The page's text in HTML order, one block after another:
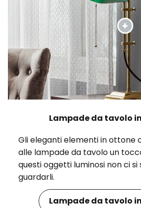
Lampade da tavolo
Gli eleganti elementi in ottone
alle lampade da tavolo un
questi oggetti luminosi non ci
guardarli.
Lampade da tavolo